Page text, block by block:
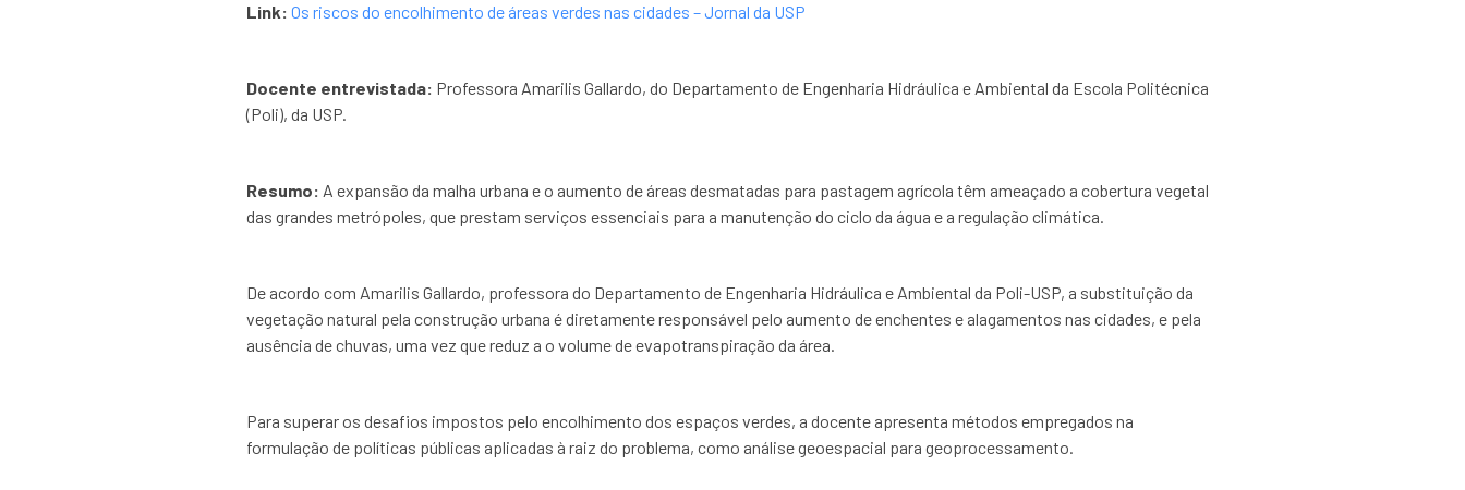
Link: Os riscos do encolhimento de áreas verdes nas cidades – Jornal da USP
Docente entrevistada: Professora Amarilis Gallardo, do Departamento de Engenharia Hidráulica e Ambiental da Escola Politécnica
(Poli), da USP.
Resumo: A expansão da malha urbana e o aumento de áreas desmatadas para pastagem agrícola têm ameaçado a cobertura vegetal
das grandes metrópoles, que prestam serviços essenciais para a manutenção do ciclo da água e a regulação climática.
De acordo com Amarilis Gallardo, professora do Departamento de Engenharia Hidráulica e Ambiental da Poli-USP, a substituição da
vegetação natural pela construção urbana é diretamente responsável pelo aumento de enchentes e alagamentos nas cidades, e pela
ausência de chuvas, uma vez que reduz a o volume de evapotranspiração da área.
Para superar os desafios impostos pelo encolhimento dos espaços verdes, a docente apresenta métodos empregados na
formulação de políticas públicas aplicadas à raiz do problema, como análise geoespacial para geoprocessamento.